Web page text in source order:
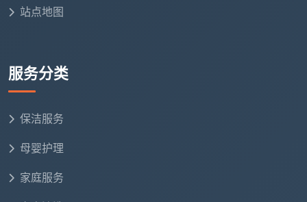
站点地图
服务分类
保洁服务
母婴护理
家庭服务